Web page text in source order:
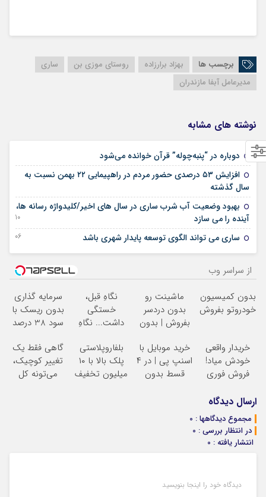
برچسب ها بهزاد برارزاده روستای موزی بن
ساری
مدیرعامل آبفا مازندران
نوشته های مشابه
دوباره در “پنبه‌چوله” قرآن خوانده می‌شود
افزایش ۵۳ درصدی حضور مردم در راهپیمایی ۲۲ بهمن نسبت به
سال گذشته
بهبود وضعیت آب شرب ساری در سال های اخیر/کلیدواژه رسانه ها،
آینده را می سازد
10 آگوست 2025
ساری می تواند الگوی توسعه پایدار شهری باشد 06 آگوست 2025
از سراسر وب
بدون کمیسیون
خودروتو بفروش
ماشینت رو
بدون دردسر
بفروش | بدون
نگاهِ قبل،
خستگی
داشت... نگاهِ
بلفا با 25%
تخفیف
سرمایه گذاری
بدون ریسک با
سود 38 درصد
خریدار واقعی
خودش میاد!
فروش فوری
مکانیک
خرید موبایل با
اسنپ پی | در ۴
قسط بدون
بلفاروپلاستی
پلک بالا با ۱۰
میلیون تخفیف
گاهی فقط یک
تغییر کوچیک،
می‌تونه کل
ارسال دیدگاه
مجموع دیدگاهها : 0
در انتظار بررسی : 0
انتشار یافته : 0
دیدگاه خود را اینجا بنویسید